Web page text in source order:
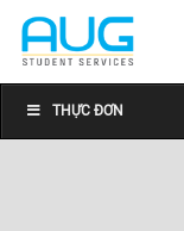
THỰC ĐƠN